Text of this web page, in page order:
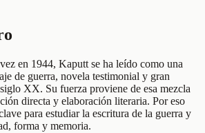
en 1944, Kaputt se ha leído como una
de guerra, novela testimonial y gran
XX. Su fuerza proviene de esa mezcla
directa y elaboración literaria. Por eso
para estudiar la escritura de la guerra y
forma y memoria.